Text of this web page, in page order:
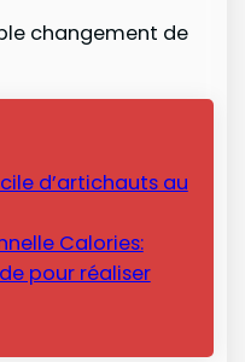
changement de
d’artichauts au
Calories:
pour réaliser